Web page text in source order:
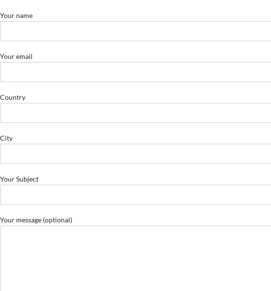
Your name
Your email
Country
City
Your Subject
Your message (optional)